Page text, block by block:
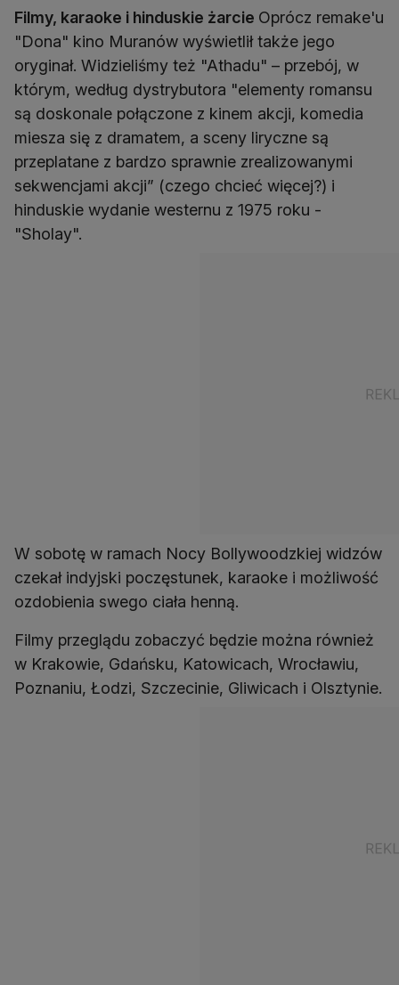
Filmy, karaoke i hinduskie żarcie Oprócz remake'u
"Dona" kino Muranów wyświetlił także jego
oryginał. Widzieliśmy też "Athadu" – przebój, w
którym, według dystrybutora "elementy romansu
są doskonale połączone z kinem akcji, komedia
miesza się z dramatem, a sceny liryczne są
przeplatane z bardzo sprawnie zrealizowanymi
sekwencjami akcji” (czego chcieć więcej?) i
hinduskie wydanie westernu z 1975 roku -
"Sholay".
W sobotę w ramach Nocy Bollywoodzkiej widzów
czekał indyjski poczęstunek, karaoke i możliwość
ozdobienia swego ciała henną.
Filmy przeglądu zobaczyć będzie można również
w Krakowie, Gdańsku, Katowicach, Wrocławiu,
Poznaniu, Łodzi, Szczecinie, Gliwicach i Olsztynie.